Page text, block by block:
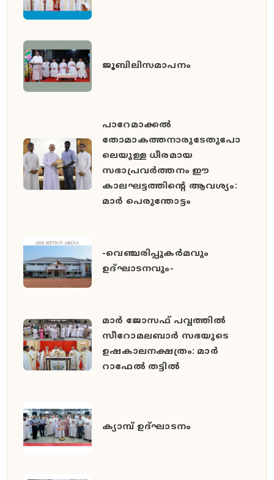
ജൂബിലിസമാപനം
പാറേമാക്കൽ
തോമാകത്തനാരുടേതുപോ
ലെയുള്ള ധീരമായ
സഭാപ്രവർത്തനം ഈ
കാലഘട്ടത്തിൻ്റെ ആവശ്യം:
മാർ പെരുന്തോട്ടം
-വെഞ്ചരിപ്പുകർമവും
ഉദ്ഘാടനവും-
മാർ ജോസഫ് പവ്വത്തിൽ
സീറോമലബാർ സഭയുടെ
ഉഷകാലനക്ഷത്രം: മാർ
റാഫേൽ തട്ടിൽ
ക്യാമ്പ് ഉദ്ഘാടനം